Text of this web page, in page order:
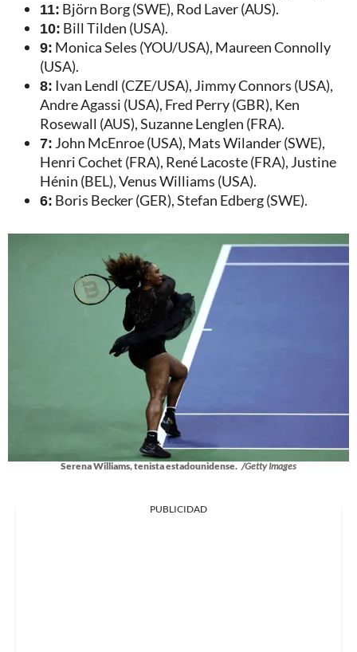
11: Björn Borg (SWE), Rod Laver (AUS).
10: Bill Tilden (USA).
9: Monica Seles (YOU/USA), Maureen Connolly
(USA).
8: Ivan Lendl (CZE/USA), Jimmy Connors (USA),
Andre Agassi (USA), Fred Perry (GBR), Ken
Rosewall (AUS), Suzanne Lenglen (FRA).
7: John McEnroe (USA), Mats Wilander (SWE),
Henri Cochet (FRA), René Lacoste (FRA), Justine
Hénin (BEL), Venus Williams (USA).
6: Boris Becker (GER), Stefan Edberg (SWE).
Serena Williams, tenista estadounidense. /Getty Images
PUBLICIDAD